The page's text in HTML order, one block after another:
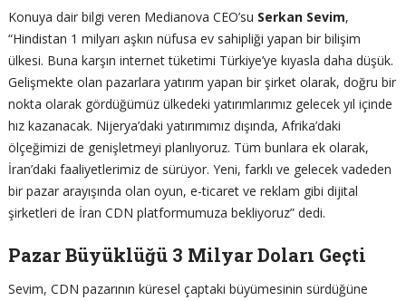
Konuya dair bilgi veren Medianova CEO’su Serkan Sevim,
“Hindistan 1 milyarı aşkın nüfusa ev sahipliği yapan bir bilişim
ülkesi. Buna karşın internet tüketimi Türkiye’ye kıyasla daha düşük.
Gelişmekte olan pazarlara yatırım yapan bir şirket olarak, doğru bir
nokta olarak gördüğümüz ülkedeki yatırımlarımız gelecek yıl içinde
hız kazanacak. Nijerya’daki yatırımımız dışında, Afrika’daki
ölçeğimizi de genişletmeyi planlıyoruz. Tüm bunlara ek olarak,
İran’daki faaliyetlerimiz de sürüyor. Yeni, farklı ve gelecek vadeden
bir pazar arayışında olan oyun, e-ticaret ve reklam gibi dijital
şirketleri de İran CDN platformumuza bekliyoruz” dedi.
Pazar Büyüklüğü 3 Milyar Doları Geçti
Sevim, CDN pazarının küresel çaptaki büyümesinin sürdüğüne